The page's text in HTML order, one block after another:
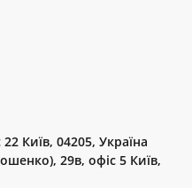
Київ, 04205, Україна
29в, офіс 5 Київ,